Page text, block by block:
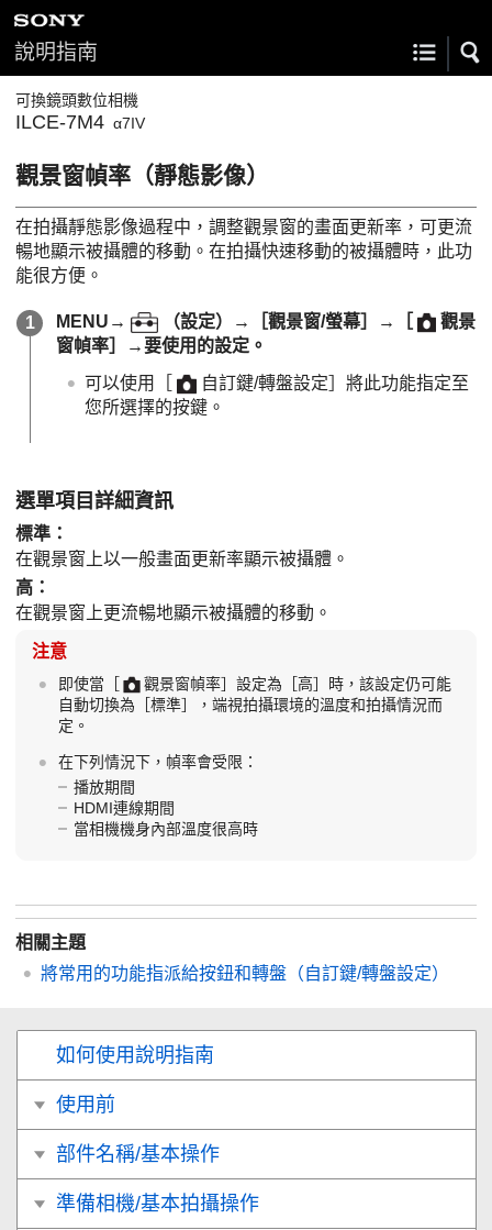
說明指南
可換鏡頭數位相機
ILCE-7M4 α7IV
觀景窗幀率 （靜態影像）
在拍攝靜態影像過程中，調整觀景窗的畫面更新率，可更流
暢地顯示被攝體的移動。在拍攝快速移動的被攝體時，此功
能很方便。
MENU → （設定）→ ［觀景窗/螢幕］ →
觀景
窗幀率］
→要使用的設定。
可以使用
自訂鍵/轉盤設定］ 將此功能指定至
您所選擇的按鍵。
選單項目詳細資訊
標準 ：
在觀景窗上以一般畫面更新率顯示被攝體。
高 ：
在觀景窗上更流暢地顯示被攝體的移動。
注意
即使當 觀景窗幀率］設定為 ［高］
時，該設定仍可能
自動切換為 ［標準］
，端視拍攝環境的溫度和拍攝情況而
定。
在下列情況下，幀率會受限：
播放期間
HDMI連線期間
當相機機身內部溫度很高時
相關主題
將常用的功能指派給按鈕和轉盤（自訂鍵/轉盤設定）
如何使用說明指南
使用前
部件名稱/基本操作
準備相機/基本拍攝操作